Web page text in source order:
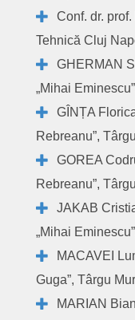
Conf. dr.
Tehnică Cluj
GHERMAN
„Mihai
GÎNȚA
Rebreanu”,
GOREA
Rebreanu”,
JAKAB
„Mihai
MACAVEI
Guga”, Târgu
MARIAN